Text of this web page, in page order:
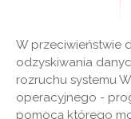
W przeciwieństwie
odzyskiwania
rozruchu systemu
operacyjnego -
pomocą którego